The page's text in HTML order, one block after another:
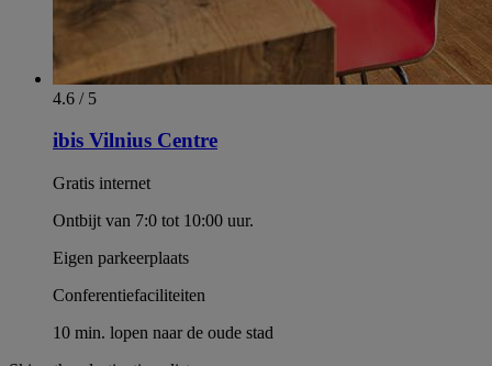
4.6 / 5
ibis Vilnius Centre
Gratis internet
Ontbijt van 7:0 tot 10:00 uur.
Eigen parkeerplaats
Conferentiefaciliteiten
10 min. lopen naar de oude stad